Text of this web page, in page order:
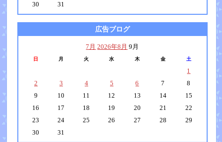
30
31
広告ブログ
7月 2026年8月 9月
日 月 火 水 木 金 土
1
2
3 4 5 6 7
8
9
10 11 12 13 14
15
16
17 18 19 20 21
22
23
24 25 26 27 28
29
30
31